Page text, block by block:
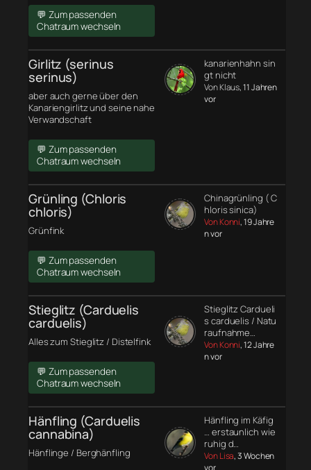
💬 Zum passenden
Chatraum wechseln
Girlitz (serinus
serinus)
aber auch gerne über den
Kanariengirlitz und seine nahe
Verwandschaft
💬 Zum passenden
Chatraum wechseln
kanarienhahn sin
gt nicht
Von Klaus, 11 Jahren
vor
Grünling (Chloris
chloris)
Grünfink
💬 Zum passenden
Chatraum wechseln
Chinagrünling ( C
hloris sinica)
Von Konni, 19 Jahre
n vor
Stieglitz (Carduelis
carduelis)
Alles zum Stieglitz / Distelfink
💬 Zum passenden
Chatraum wechseln
Stieglitz Cardueli
s carduelis / Natu
raufnahme…
Von Konni, 12 Jahre
n vor
Hänfling (Carduelis
cannabina)
Hänflinge / Berghänfling
Hänfling im Käfig
… erstaunlich wie
ruhig d…
Von Lisa, 3 Wochen